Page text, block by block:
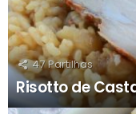
47 Partilhas
Risotto de